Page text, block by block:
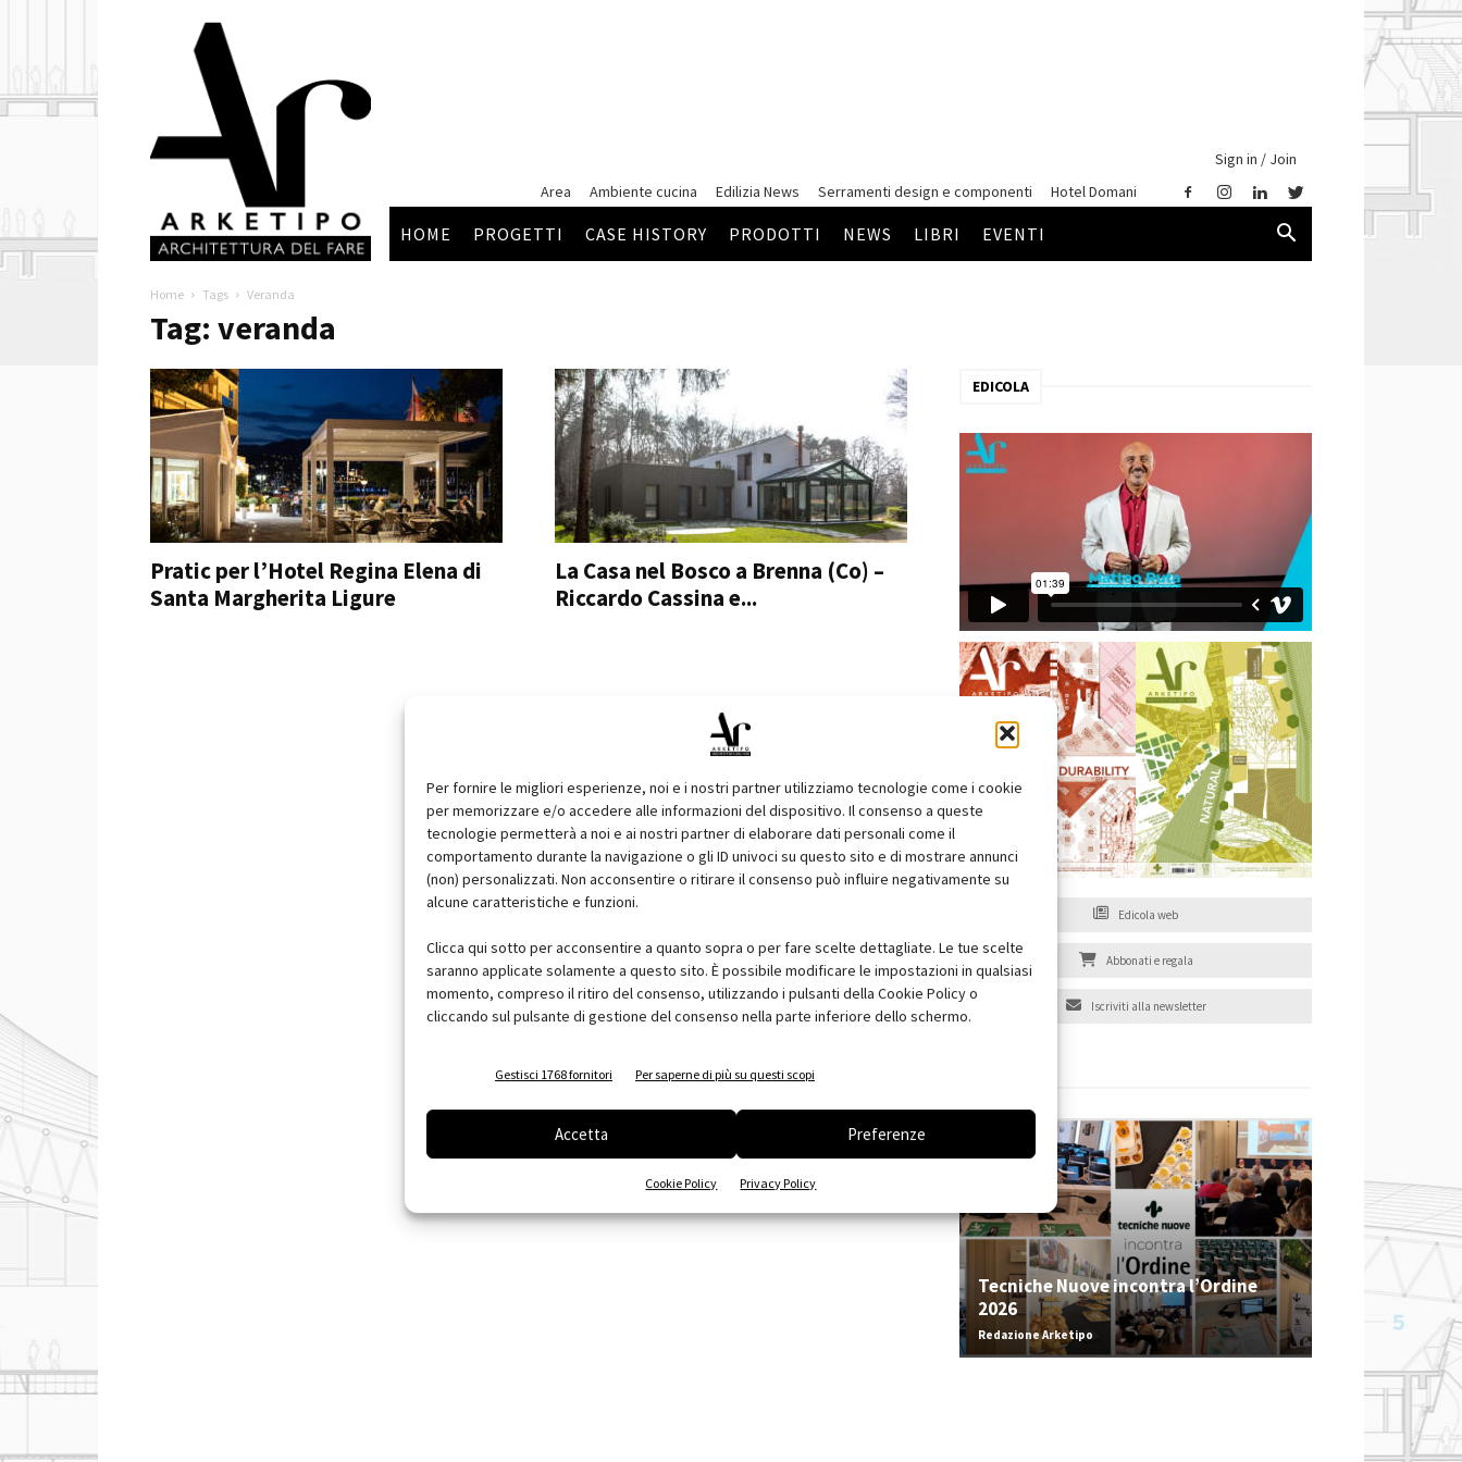
Per fornire le migliori esperienze, noi e i nostri partner utilizziamo tecnologie come i cookie
per memorizzare e/o accedere alle informazioni del dispositivo. Il consenso a queste
tecnologie permetterà a noi e ai nostri partner di elaborare dati personali come il
comportamento durante la navigazione o gli ID univoci su questo sito e di mostrare annunci
(non) personalizzati. Non acconsentire o ritirare il consenso può influire negativamente su
alcune caratteristiche e funzioni.
Clicca qui sotto per acconsentire a quanto sopra o per fare scelte dettagliate. Le tue scelte
saranno applicate solamente a questo sito. È possibile modificare le impostazioni in qualsiasi
momento, compreso il ritiro del consenso, utilizzando i pulsanti della Cookie Policy o
cliccando sul pulsante di gestione del consenso nella parte inferiore dello schermo.
Gestisci 1768 fornitori Per saperne di più su questi scopi
Accetta Preferenze
Cookie Policy Privacy Policy
Arketipo
Sign in / Join
Area
Ambiente cucina Edilizia News Serramenti design e componenti Hotel Domani
HOME PROGETTI CASE HISTORY PRODOTTI NEWS LIBRI EVENTI
Home Tags Veranda
Tag: veranda
Pratic per l’Hotel Regina Elena di
Santa Margherita Ligure
La Casa nel Bosco a Brenna (Co) –
Riccardo Cassina e...
EDICOLA
Edicola web
Abbonati e regala
Iscriviti alla newsletter
Tecniche Nuove incontra l’Ordine
2026
Redazione Arketipo